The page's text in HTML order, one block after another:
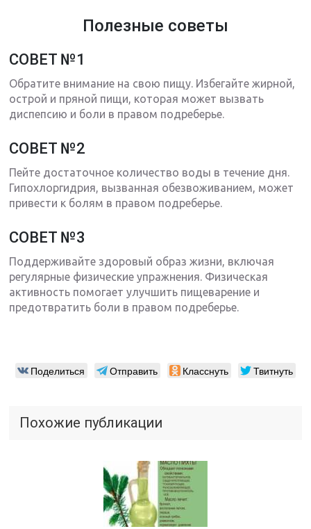
Полезные советы
СОВЕТ №1
Обратите внимание на свою пищу. Избегайте жирной,
острой и пряной пищи, которая может вызвать
диспепсию и боли в правом подреберье.
СОВЕТ №2
Пейте достаточное количество воды в течение дня.
Гипохлоргидрия, вызванная обезвоживанием, может
привести к болям в правом подреберье.
СОВЕТ №3
Поддерживайте здоровый образ жизни, включая
регулярные физические упражнения. Физическая
активность помогает улучшить пищеварение и
предотвратить боли в правом подреберье.
Поделиться Отправить Класснуть Твитнуть
Похожие публикации